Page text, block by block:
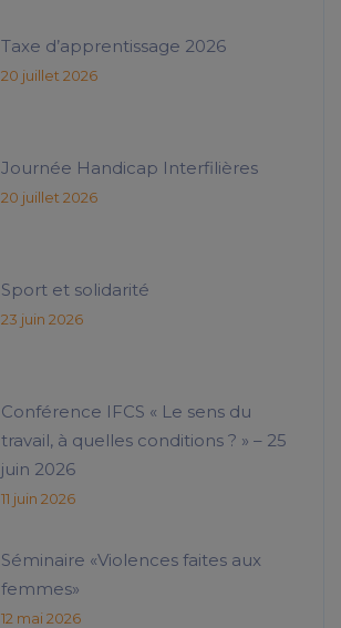
Taxe d’apprentissage 2026
20 juillet 2026
Journée Handicap Interfilières
20 juillet 2026
Sport et solidarité
23 juin 2026
Conférence IFCS « Le sens du
travail, à quelles conditions ? » – 25
juin 2026
11 juin 2026
Séminaire «Violences faites aux
femmes»
12 mai 2026